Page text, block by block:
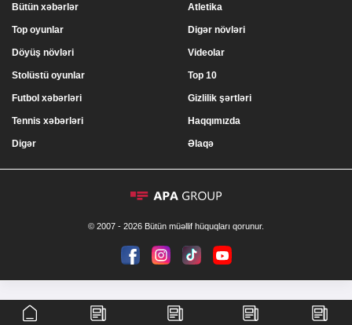
Bütün xəbərlər
Top oyunlar
Döyüş növləri
Stolüstü oyunlar
Atletika
Digər növləri
Videolar
Top 10
Futbol xəbərləri
Tennis xəbərləri
Digər
Gizlilik şərtləri
Haqqımızda
Əlaqə
© 2007 - 2026 Bütün müəllif hüquqları qorunur.